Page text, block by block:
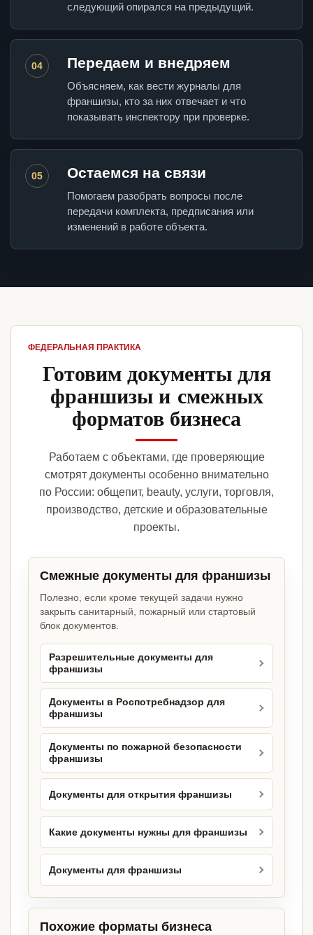
следующий опирался на предыдущий.
04 Передаем и внедряем
Объясняем, как вести журналы для
франшизы, кто за них отвечает и что
показывать инспектору при проверке.
05 Остаемся на связи
Помогаем разобрать вопросы после
передачи комплекта, предписания или
изменений в работе объекта.
ФЕДЕРАЛЬНАЯ ПРАКТИКА
Готовим документы для
франшизы и смежных
форматов бизнеса
Работаем с объектами, где проверяющие
смотрят документы особенно внимательно
по России: общепит, beauty, услуги, торговля,
производство, детские и образовательные
проекты.
Смежные документы для франшизы
Полезно, если кроме текущей задачи нужно
закрыть санитарный, пожарный или стартовый
блок документов.
Разрешительные документы для
франшизы
Документы в Роспотребнадзор для
франшизы
Документы по пожарной безопасности
франшизы
Документы для открытия франшизы
Какие документы нужны для франшизы
Документы для франшизы
Похожие форматы бизнеса